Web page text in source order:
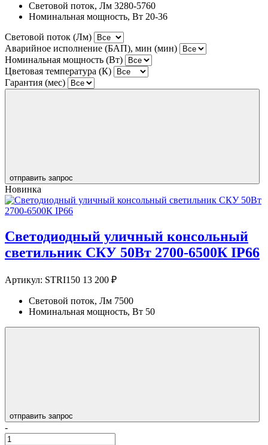
Световой поток, Лм 3280-5760
Номинальная мощность, Вт 20-36
Световой поток (Лм)
Аварийное исполнение (БАП), мин (мин)
Номинальная мощность (Вт)
Цветовая температура (К)
Гарантия (мес)
отправить запрос
Новинка
Светодиодный уличный консольный
светильник СКУ 50Вт 2700-6500К IP66
Артикул: STRI150 13 200 ₽
Световой поток, Лм 7500
Номинальная мощность, Вт 50
отправить запрос
-